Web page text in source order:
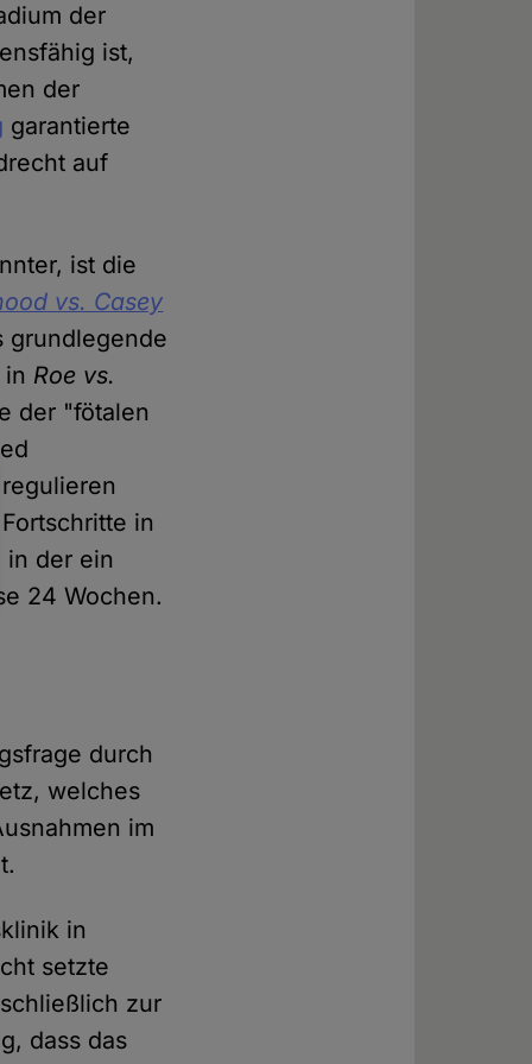
der
ist,
der
garantierte
auf
ist die
vs. Casey
grundlegende
Roe vs.
der "fötalen
in
in der ein
24 Wochen.
durch
welches
im
in
setzte
zur
dass das